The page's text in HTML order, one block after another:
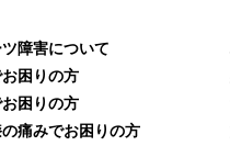
障害について
お困りの方
困りの方
の痛みでお困りの方